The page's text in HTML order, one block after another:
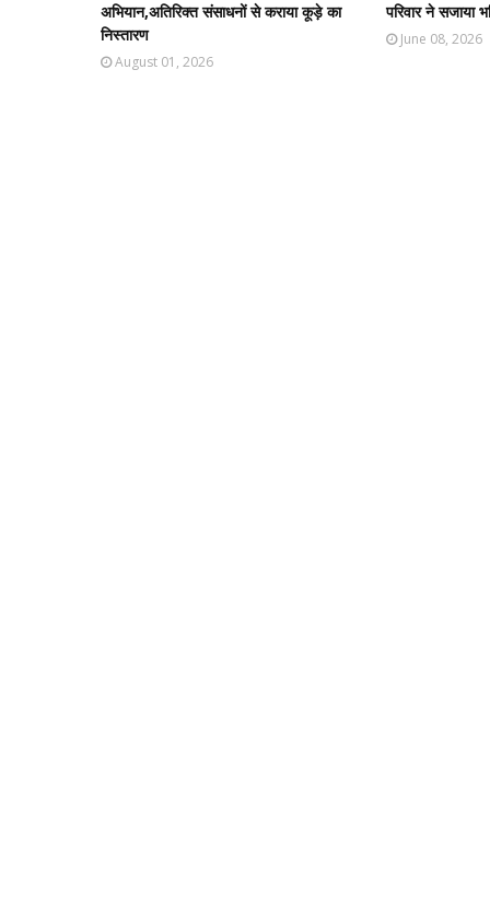
अभियान,अतिरिक्त संसाधनों से कराया कूड़े का
निस्तारण
August 01, 2026
परिवार ने सजाया
June 08, 2026